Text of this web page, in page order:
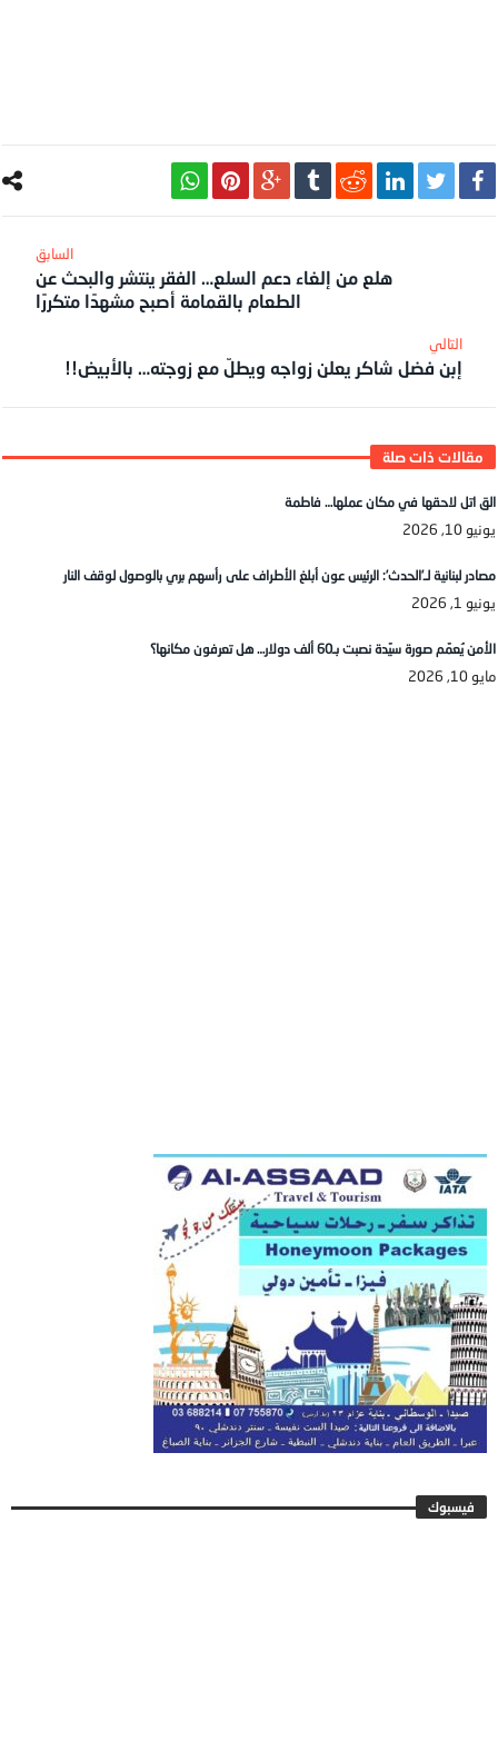
هلع من إلغاء دعم السلع… الفقر ينتشر والبحث عن
الطعام بالقمامة أصبح مشهدًا متكررًا
‎التالي
إبن فضل شاكر يعلن زواجه ويطلّ مع زوجته… بالأبيض!!
الق اتل لاحقها في مكان عملها… فاطمة
يونيو 10, 2026
مصادر لبنانية لـ’الحدث’: الرئيس عون أبلغ الأطراف على رأسهم بري بالوصول لوقف النار
يونيو 1, 2026
الأمن يُعمّم صورة سيّدة نصبت بـ60 ألف دولار… هل تعرفون مكانها؟
مايو 10, 2026
فيسبوك